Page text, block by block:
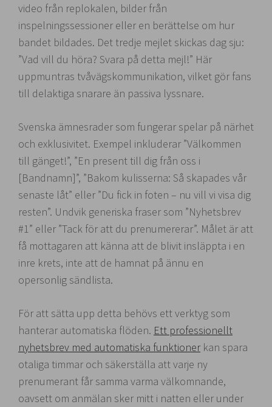
video från replokalen, bilder från
inspelningssessioner eller en berättelse om hur
bandet bildades. Det tredje mejlet skickas dag sju:
”Vad vill du höra? Svara på detta mejl!” Här
uppmuntras tvåvägskommunikation, vilket gör fans
till delaktiga snarare än passiva lyssnare.
Svenska ämnesrader som fungerar spelar på närhet
och exklusivitet. Exempel inkluderar ”Välkommen
till gänget!”, ”En present till dig från oss i
[Bandnamn]”, ”Bakom kulisserna: Så skapades vår
senaste låt” eller ”Du fick in foten – nu vill vi visa dig
resten”. Undvik generiska fraser som ”Nyhetsbrev
#1” eller ”Tack för att du prenumererar”. Målet är att
få mottagaren att känna att de blivit insläppta i en
inre krets, inte att de hamnat på ännu en
opersonlig sändlista.
För att sätta upp detta behövs ett verktyg som
hanterar automatiska flöden. Ett professionellt
nyhetsbrev med automatiska funktionerkan spara
otaliga timmar och säkerställa att varje ny
prenumerant får samma varma välkomnande,
oavsett om anmälan sker mitt i natten eller under